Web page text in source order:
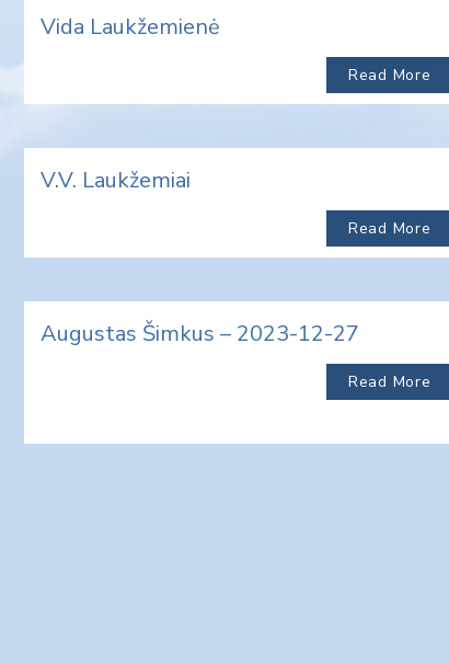
Vida Laukžemienė
Read More
V.V. Laukžemiai
Read More
Augustas Šimkus – 2023-12-27
Read More